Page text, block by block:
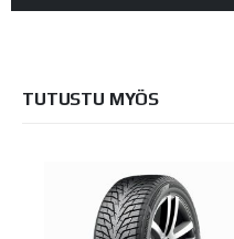
TUTUSTU MYÖS